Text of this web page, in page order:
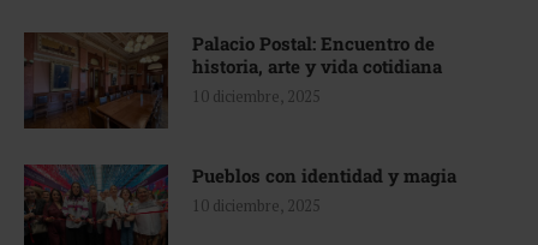
Palacio Postal: Encuentro de
historia, arte y vida cotidiana
10 diciembre, 2025
Pueblos con identidad y magia
10 diciembre, 2025